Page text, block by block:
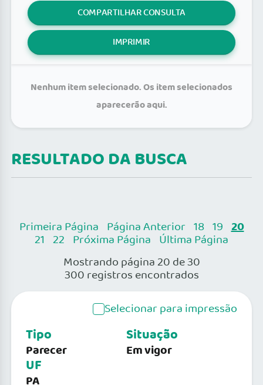
COMPARTILHAR CONSULTA
IMPRIMIR
Nenhum item selecionado. Os item selecionados
aparecerão aqui.
RESULTADO DA BUSCA
Primeira Página Página Anterior 18 19 20
21 22 Próxima Página Última Página
Mostrando página 20 de 30
300 registros encontrados
Selecionar para impressão
Tipo
Parecer
UF
Situação
Em vigor